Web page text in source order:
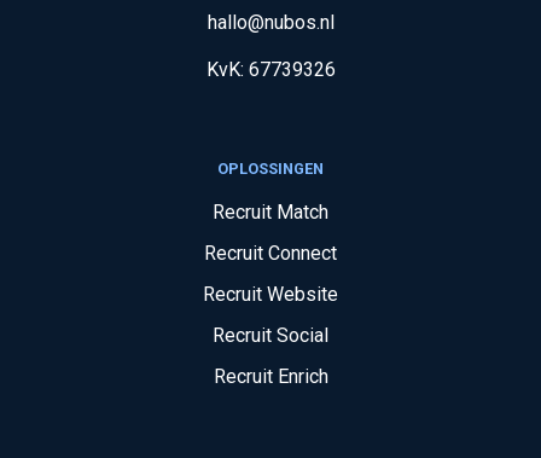
hallo@nubos.nl
KvK: 67739326
OPLOSSINGEN
Recruit Match
Recruit Connect
Recruit Website
Recruit Social
Recruit Enrich